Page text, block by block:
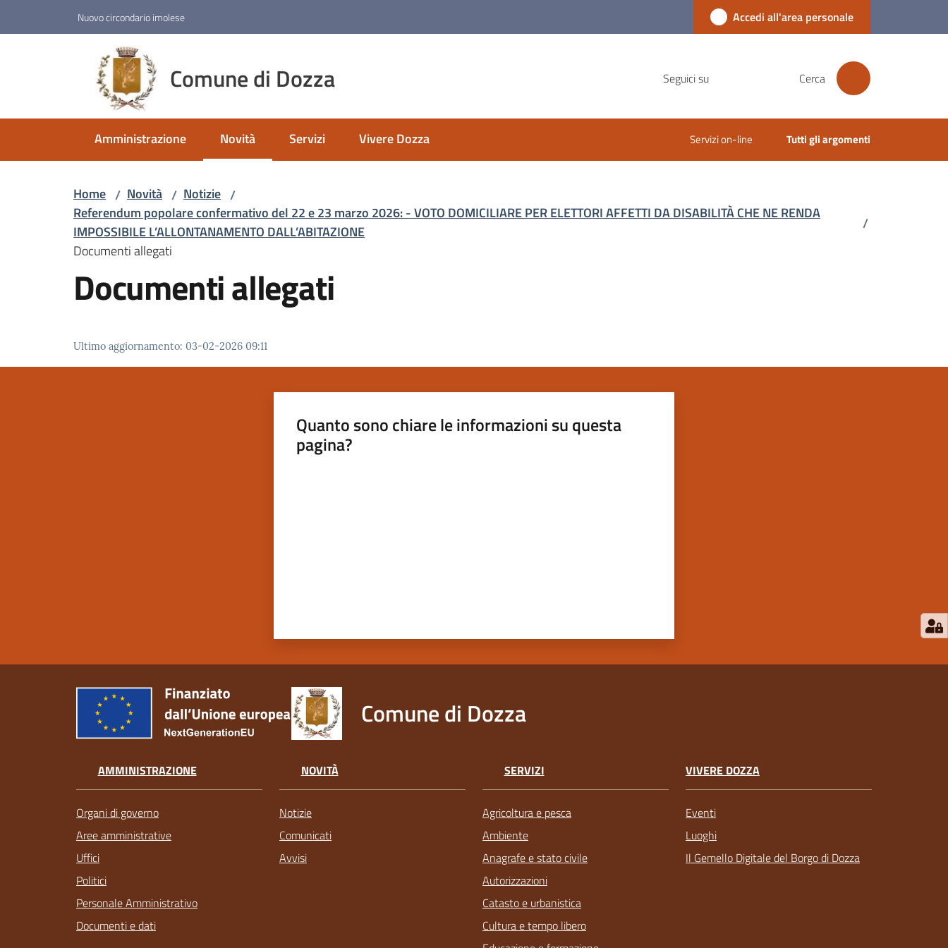
Nuovo circondario imolese Accedi all'area personale
Comune di Dozza Seguici su Cerca
Amministrazione Novità
Menu selezionato
Servizi Vivere Dozza Servizi on-line Tutti gli argomenti
Home / Novità / Notizie /
Referendum popolare confermativo del 22 e 23 marzo 2026: - VOTO DOMICILIARE PER ELETTORI AFFETTI DA DISABILITÀ CHE NE RENDA
IMPOSSIBILE L’ALLONTANAMENTO DALL’ABITAZIONE
/
Documenti allegati
Documenti allegati
Ultimo aggiornamento: 03-02-2026 09:11
Quanto sono chiare le informazioni su questa
pagina?
Comune di Dozza
AMMINISTRAZIONE
Organi di governo
Aree amministrative
Uffici
Politici
Personale Amministrativo
Documenti e dati
NOVITÀ
Notizie
Comunicati
Avvisi
SERVIZI
Agricoltura e pesca
Ambiente
Anagrafe e stato civile
Autorizzazioni
Catasto e urbanistica
Cultura e tempo libero
VIVERE DOZZA
Eventi
Luoghi
Il Gemello Digitale del Borgo di Dozza